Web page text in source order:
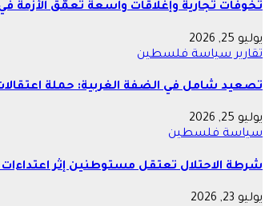
تخوفات تجارية وإغلاقات واسعة تعمّق الأزمة
يوليو 25, 2026
تقاريرسياسةفلسطين
تصعيد شامل في الضفة الغربية: حملة
يوليو 25, 2026
سياسةفلسطين
شرطة الاحتلال تعتقل مستوطنين إثر
يوليو 23, 2026